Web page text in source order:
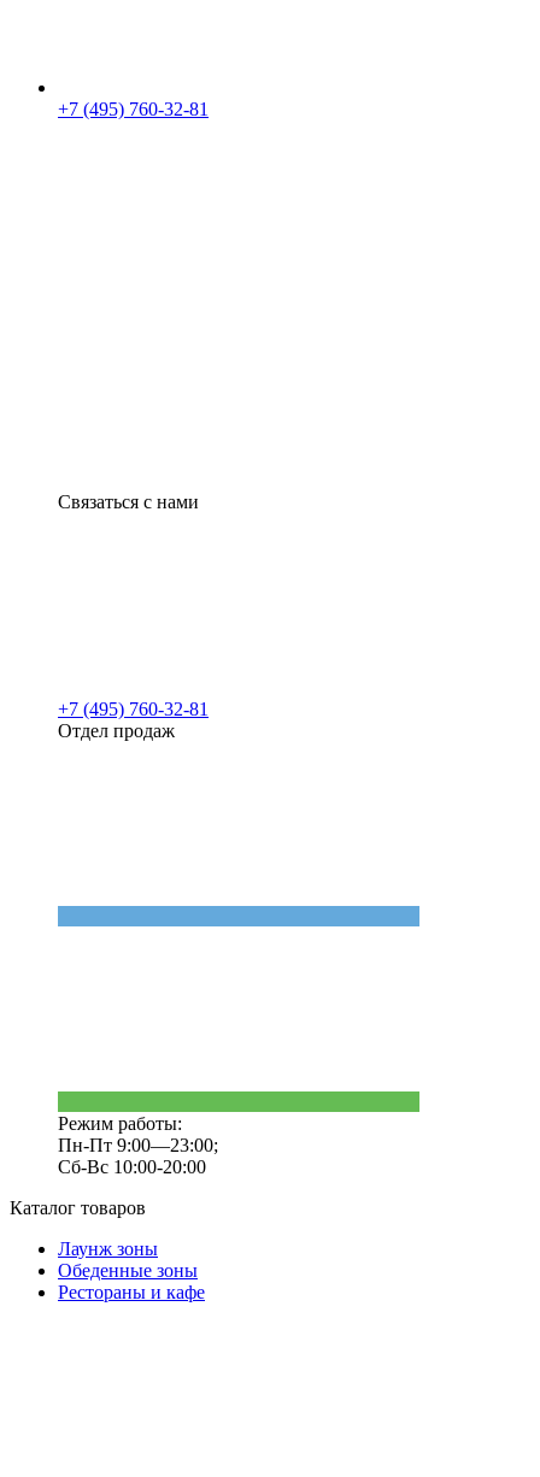
+7 (495) 760-32-81
Связаться с нами
+7 (495) 760-32-81
Отдел продаж
Режим работы:
Пн-Пт 9:00—23:00;
Сб-Вс 10:00-20:00
Каталог товаров
Лаунж зоны
Обеденные зоны
Рестораны и кафе